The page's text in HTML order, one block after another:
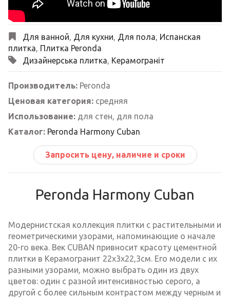
Для ванной, Для кухни, Для пола, Испанская
плитка, Плитка Peronda
Дизайнерська плитка, Керамограніт
Производитель: Peronda
Ценовая категория: cредняя
Использование: для стен, для пола
Каталог: Peronda Harmony Cuban
Запросить цену, наличие и сроки
Peronda Harmony Cuban
Модернистская коллекция плитки с растительными и
геометрическими узорами, напоминающие о начале
20-го века. Век CUBAN привносит красоту цементной
плитки в Керамогранит 22x3x22,3см. Его модели с их
разными узорами, можно выбрать один из двух
цветов: один с разной интенсивностью серого, а
другой с более сильным контрастом между черным и